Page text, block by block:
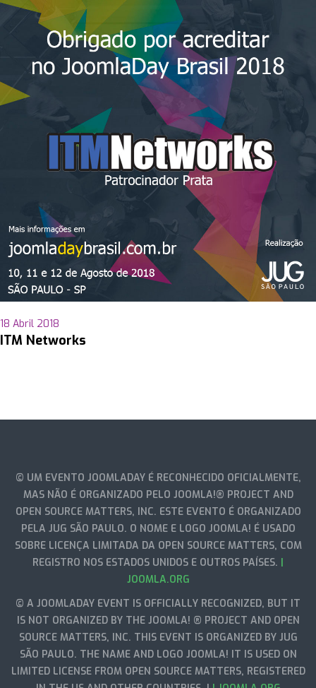
18 Abril 2018
ITM Networks
© UM EVENTO JOOMLADAY É RECONHECIDO OFICIALMENTE,
MAS NÃO É ORGANIZADO PELO JOOMLA!® PROJECT AND
OPEN SOURCE MATTERS, INC. ESTE EVENTO É ORGANIZADO
PELA JUG SÃO PAULO. O NOME E LOGO JOOMLA! É USADO
SOBRE LICENÇA LIMITADA DA OPEN SOURCE MATTERS, COM
REGISTRO NOS ESTADOS UNIDOS E OUTROS PAÍSES. |
JOOMLA.ORG
© A JOOMLADAY EVENT IS OFFICIALLY RECOGNIZED, BUT IT
IS NOT ORGANIZED BY THE JOOMLA! ® PROJECT AND OPEN
SOURCE MATTERS, INC. THIS EVENT IS ORGANIZED BY JUG
SÃO PAULO. THE NAME AND LOGO JOOMLA! IT IS USED ON
LIMITED LICENSE FROM OPEN SOURCE MATTERS, REGISTERED